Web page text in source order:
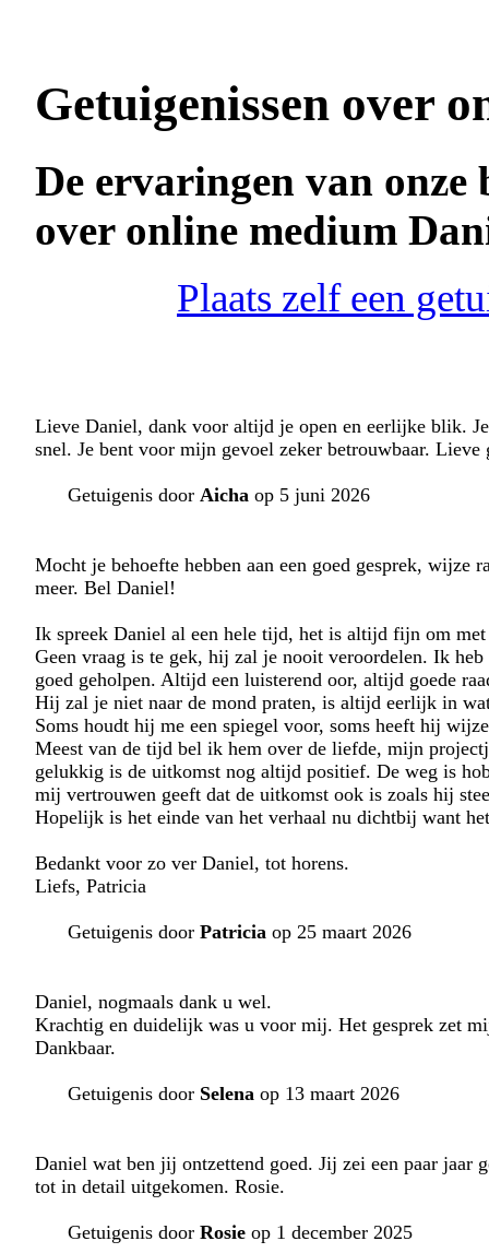
Getuigenissen over
De ervaringen van onze
over online medium
Plaats zelf een
Lieve Daniel, dank voor altijd je open en eerlijke blik.
snel. Je bent voor mijn gevoel zeker betrouwbaar. Lieve
Getuigenis door Aicha op 5 juni 2026
Mocht je behoefte hebben aan een goed gesprek,
meer. Bel Daniel!
Ik spreek Daniel al een hele tijd, het is altijd fijn om met
Geen vraag is te gek, hij zal je nooit veroordelen. Ik
goed geholpen. Altijd een luisterend oor, altijd goede
Hij zal je niet naar de mond praten, is altijd eerlijk in
Soms houdt hij me een spiegel voor, soms heeft hij
Meest van de tijd bel ik hem over de liefde, mijn
gelukkig is de uitkomst nog altijd positief. De weg is
mij vertrouwen geeft dat de uitkomst ook is zoals hij
Hopelijk is het einde van het verhaal nu dichtbij want
Bedankt voor zo ver Daniel, tot horens.
Liefs, Patricia
Getuigenis door Patricia op 25 maart 2026
Daniel, nogmaals dank u wel.
Krachtig en duidelijk was u voor mij. Het gesprek zet
Dankbaar.
Getuigenis door Selena op 13 maart 2026
Daniel wat ben jij ontzettend goed. Jij zei een paar jaar
tot in detail uitgekomen. Rosie.
Getuigenis door Rosie op 1 december 2025